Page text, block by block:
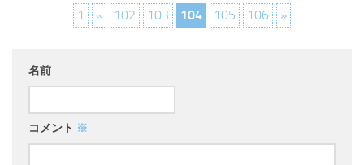
1 « 102 103 104 105 106 »
名前
コメント ※